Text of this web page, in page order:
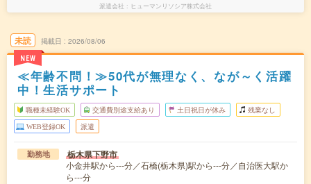
派遣会社 ヒューマンリソシア株式会社
未読
NEW
掲載日 2026/08/06
≪年齢不問！≫50代が無理なく、なが～く活躍
中！生活サポート
職種未経験OK 交通費別途支給あり 土日祝日が休み 残業なし
WEB登録OK 派遣
勤務地 栃木県下野市
小金井駅から---分／石橋(栃木県)駅から---分／自治医大駅か
ら---分